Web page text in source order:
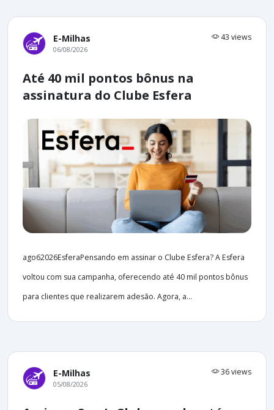
E-Milhas 43 views
06/08/2026
Até 40 mil pontos bônus na
assinatura do Clube Esfera
ago62026EsferaPensando em assinar o Clube Esfera? A Esfera
voltou com sua campanha, oferecendo até 40 mil pontos bônus
para clientes que realizarem adesão. Agora, a...
E-Milhas 36 views
05/08/2026